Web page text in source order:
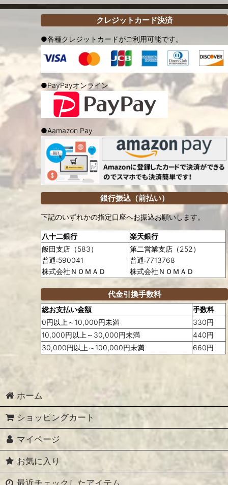
クレジットカード決済
●各種クレジットカードがご利用可能です。
●PayPayオンライン
●Aamazon Pay
銀行振込（前払い）
下記のいずれかの指定口座へお振込お願いします。
八十二銀行
楽天銀行
飯田支店（583）
普通:590041
株式会社ＮＯＭＡＤ
第二営業支店（252）
普通:7713768
株式会社ＮＯＭＡＤ
代金引換手数料
総お支払い金額
手数料
0円以上～10,000円未満
330円
10,000円以上～30,000円未満
440円
30,000円以上～100,000円未満
660円
ホーム
ショッピングカート
マイページ
お気に入り